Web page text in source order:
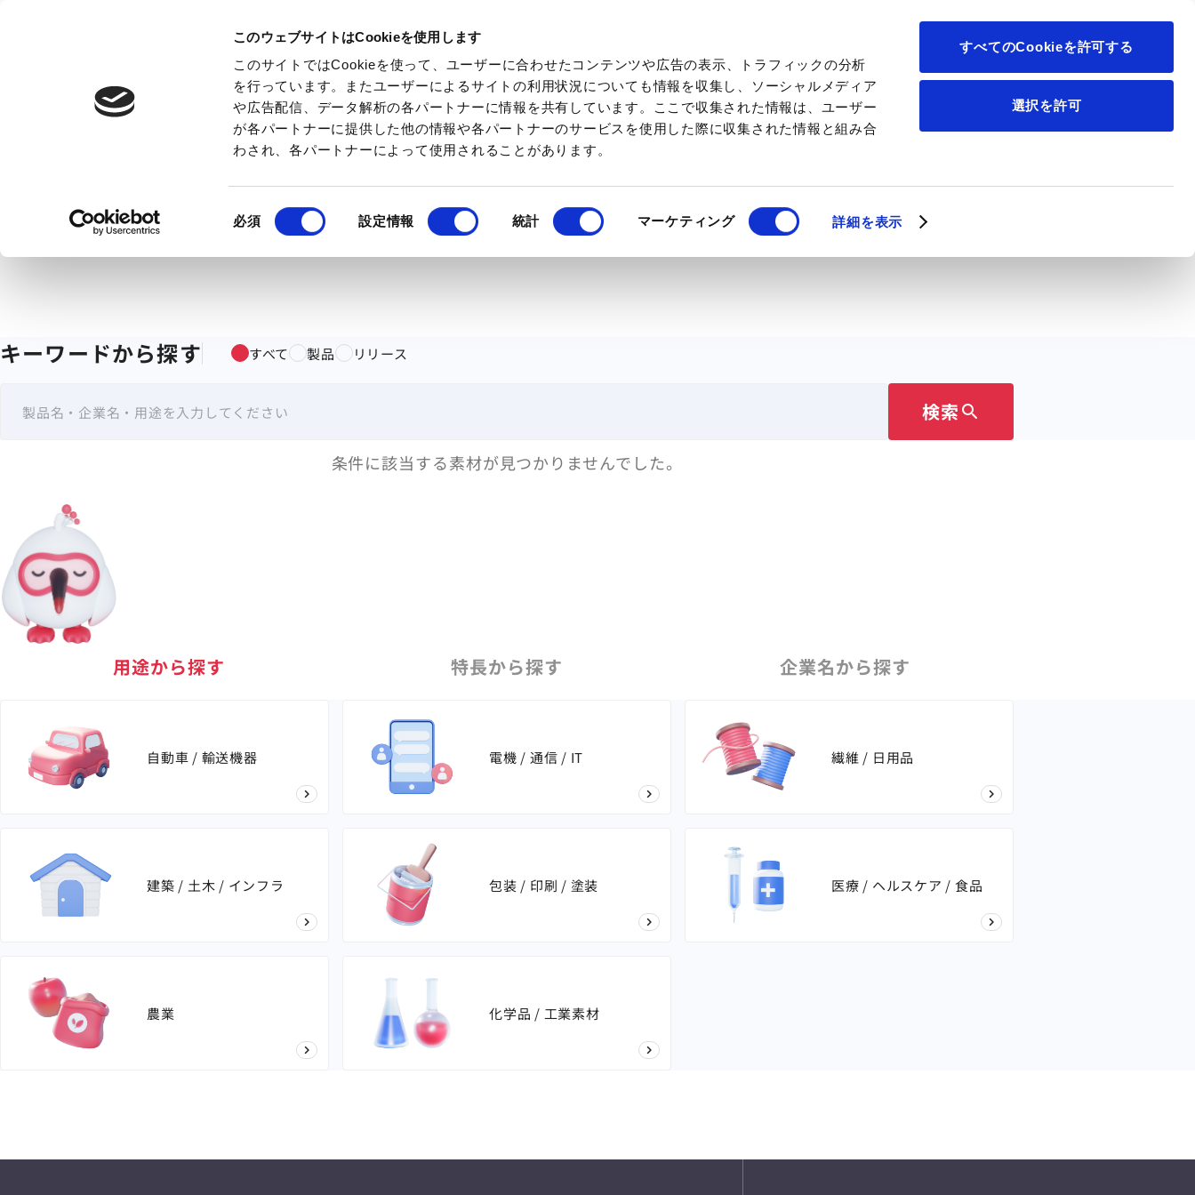
このウェブサイトはCookieを使用します
このサイトではCookieを使って、ユーザーに合わせたコンテンツや広告の表示、トラフィックの分析
を行っています。またユーザーによるサイトの利用状況についても情報を収集し、ソーシャルメディア
や広告配信、データ解析の各パートナーに情報を共有しています。ここで収集された情報は、ユーザー
が各パートナーに提供した他の情報や各パートナーのサービスを使用した際に収集された情報と組み合
わされ、各パートナーによって使用されることがあります。
意
必須 設定情報 統計 マーケティング 詳細を表示
すべてのCookieを許可する
選択を許可
キーワードから探す すべて 製品 リリース
検索 search
条件に該当する素材が見つかりませんでした。
用途から探す 特長から探す 企業名から探す
自動車 / 輸送機器 電機 / 通信 / IT 繊維 / 日用品
建築 / 土木 / インフラ 包装 / 印刷 / 塗装 医療 / ヘルスケア / 食品
農業 化学品 / 工業素材